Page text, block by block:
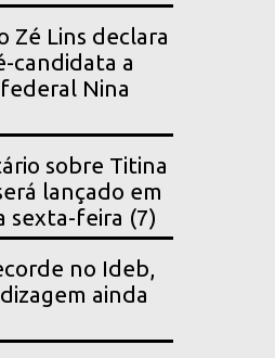
Zé Lins declara
candidata a
Nina
sobre Titina
lançado em
sexta-feira (7)
no Ideb,
ainda